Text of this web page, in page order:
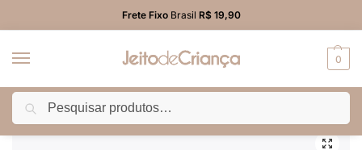
Frete FixoBrasil R$ 19,90
0
Início PROMO / Calça / Conjunto Moletom Infantil Menino Listrado Off White